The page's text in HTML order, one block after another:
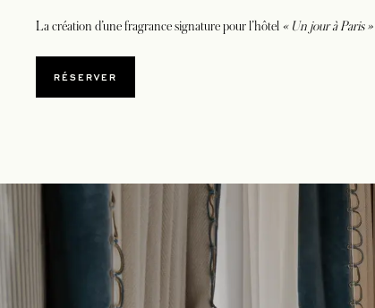
La création d’une fragrance signature pour l’hôtel « Un jour à Paris »
RÉSERVERS’OUVRE DANS UN NOUVEL ONGLET